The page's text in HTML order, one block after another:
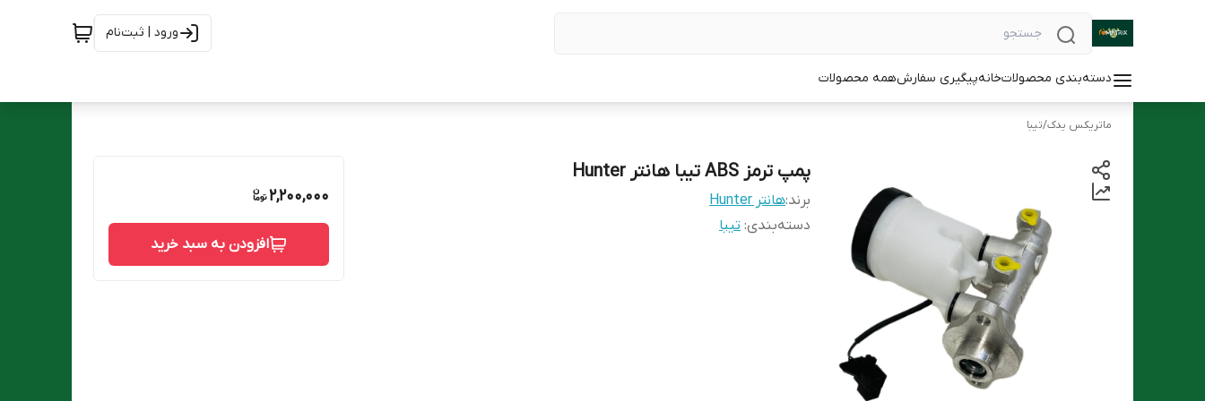
ورود | ثبت‌نام
دسته‌بندی محصولاتخانهپیگیری سفارشهمه محصولات
ماتریکس یدک/تیبا
پمپ ترمز ABS تیبا هانتر Hunter
برند:هانتر Hunter
دسته‌بندی: تیبا
2,200,000
افزودن به سبد خرید